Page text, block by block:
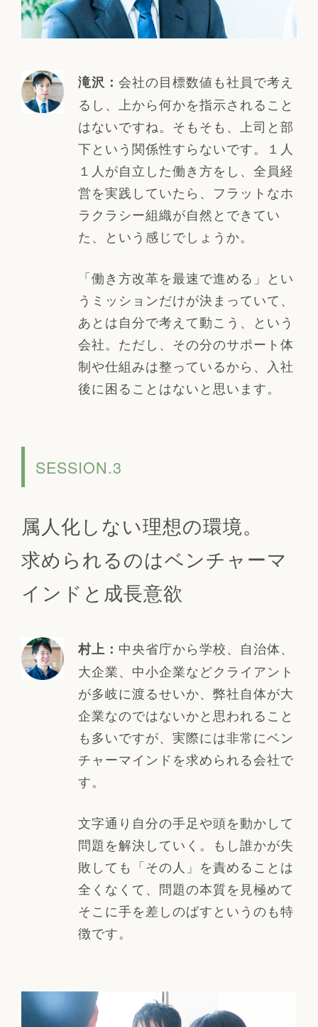
滝沢： 会社の目標数値も社員で考え
るし、上から何かを指示されること
はないですね。そもそも、上司と部
下という関係性すらないです。１人
１人が自立した働き方をし、全員経
営を実践していたら、フラットなホ
ラクラシー組織が自然とできてい
た、という感じでしょうか。
「働き方改革を最速で進める」とい
うミッションだけが決まっていて、
あとは自分で考えて動こう、という
会社。ただし、その分のサポート体
制や仕組みは整っているから、入社
後に困ることはないと思います。
SESSION.3
属人化しない理想の環境。
求められるのはベンチャーマ
インドと成長意欲
村上： 中央省庁から学校、自治体、
大企業、中小企業などクライアント
が多岐に渡るせいか、弊社自体が大
企業なのではないかと思われること
も多いですが、実際には非常にベン
チャーマインドを求められる会社で
す。
文字通り自分の手足や頭を動かして
問題を解決していく。もし誰かが失
敗しても「その人」を責めることは
全くなくて、問題の本質を見極めて
そこに手を差しのばすというのも特
徴です。